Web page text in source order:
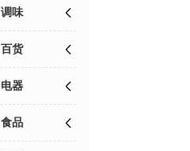
调味
百货
电器
食品